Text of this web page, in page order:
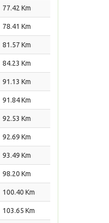
77.42 Km
78.41 Km
81.57 Km
84.23 Km
91.13 Km
91.84 Km
92.53 Km
92.69 Km
93.49 Km
98.20 Km
100.40 Km
103.65 Km